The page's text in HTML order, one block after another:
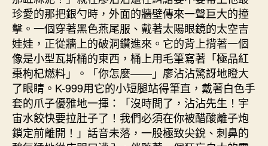
珍愛的那把銀勺時，外面的牆壁傳來一聲巨大的撞
擊。一個穿著黑色燕尾服、戴著太陽眼鏡的太空吉
娃娃，正從牆上的破洞鑽進來。它的背上揹著一個
像是小型瓦斯桶的東西，桶上用毛筆寫著「極品紅
棗枸杞燃料」。「你怎麼——」廖沾沾驚訝地瞪大
了眼睛。K-999用它的小短腿站得筆直，戴著白色手
套的爪子優雅地一揮：「沒時間了，沾沾先生！宇
宙水餃快要拉肚子了！我們必須在你被醋酸離子炮
鎖定前離開！」話音未落，一股極致尖銳、刺鼻的